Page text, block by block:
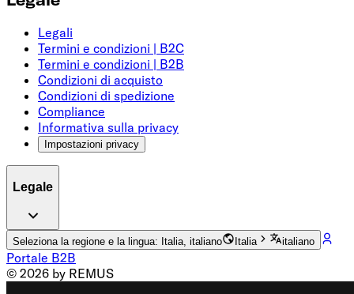
Legali
Termini e condizioni | B2C
Termini e condizioni | B2B
Condizioni di acquisto
Condizioni di spedizione
Compliance
Informativa sulla privacy
Impostazioni privacy
Legale
Seleziona la regione e la lingua: Italia, italiano Italia italiano
Portale B2B
© 2026 by REMUS